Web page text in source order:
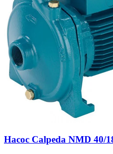
Насос Calpeda NMD 40/